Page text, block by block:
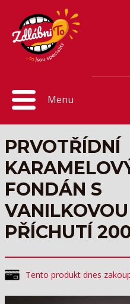
Menu
PRVOTŘÍDNÍ
FONDÁN S
VANILKOVOU
PŘÍCHUTÍ
Tento produkt dnes